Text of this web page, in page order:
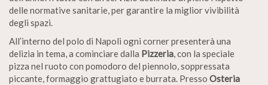
delle normative sanitarie, per garantire la miglior vivibilità
degli spazi.
All’interno del polo di Napoli ogni corner presenterà una
delizia in tema, a cominciare dalla Pizzeria, con la speciale
pizza nel ruoto con pomodoro del piennolo, soppressata
piccante, formaggio grattugiato e burrata. Presso Osteria